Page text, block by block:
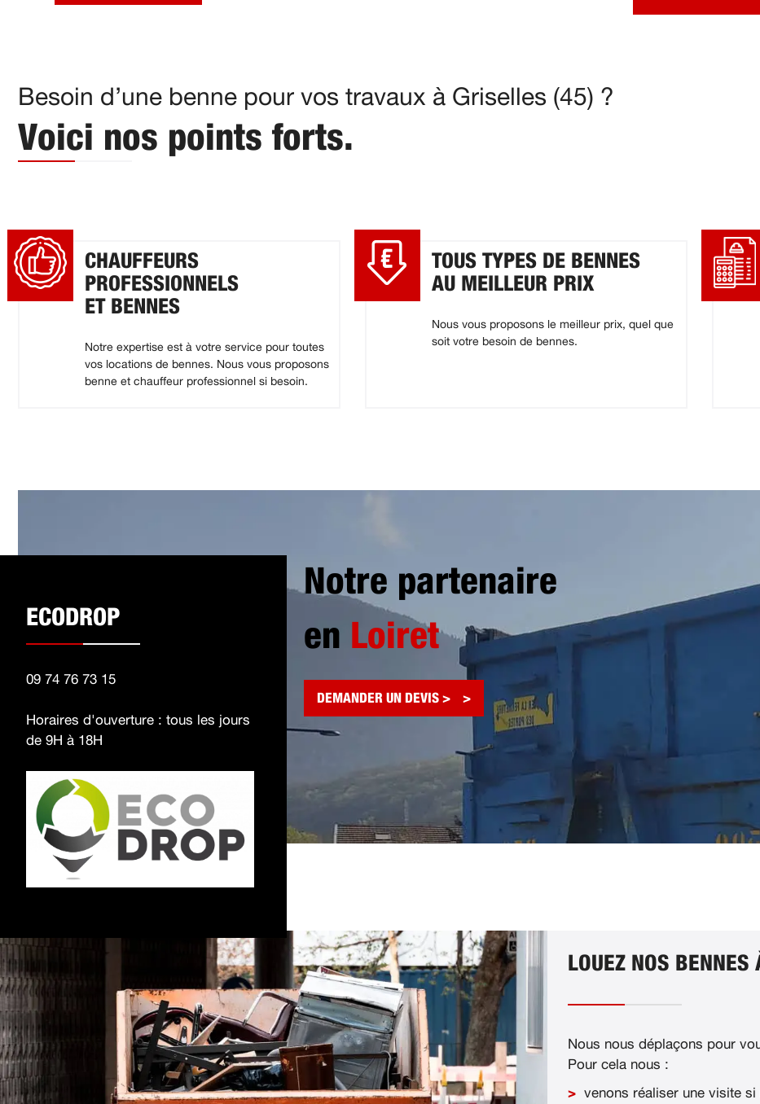
Besoin d’une benne pour vos travaux à Griselles (45) ?
Voici nos points forts.
CHAUFFEURS
PROFESSIONNELS
ET BENNES
Notre expertise est à votre service pour toutes
vos locations de bennes. Nous vous proposons
benne et chauffeur professionnel si besoin.
TOUS TYPES DE BENNES
AU MEILLEUR PRIX
Nous vous proposons le meilleur prix, quel que
soit votre besoin de bennes.
ECODROP
09 74 76 73 15
Horaires d'ouverture : tous les jours
de 9H à 18H
Notre partenaire
en Loiret
DEMANDER UN DEVIS >
LOUEZ NOS
Nous nous déplaçons pour
Pour cela nous :
venons réaliser une visite si